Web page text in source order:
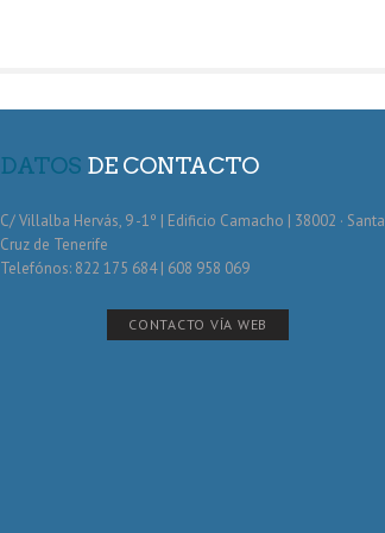
DATOS DE CONTACTO
C/ Villalba Hervás, 9 -1º | Edificio Camacho | 38002 · Santa
Cruz de Tenerife
Telefónos: 822 175 684 | 608 958 069
CONTACTO VÍA WEB